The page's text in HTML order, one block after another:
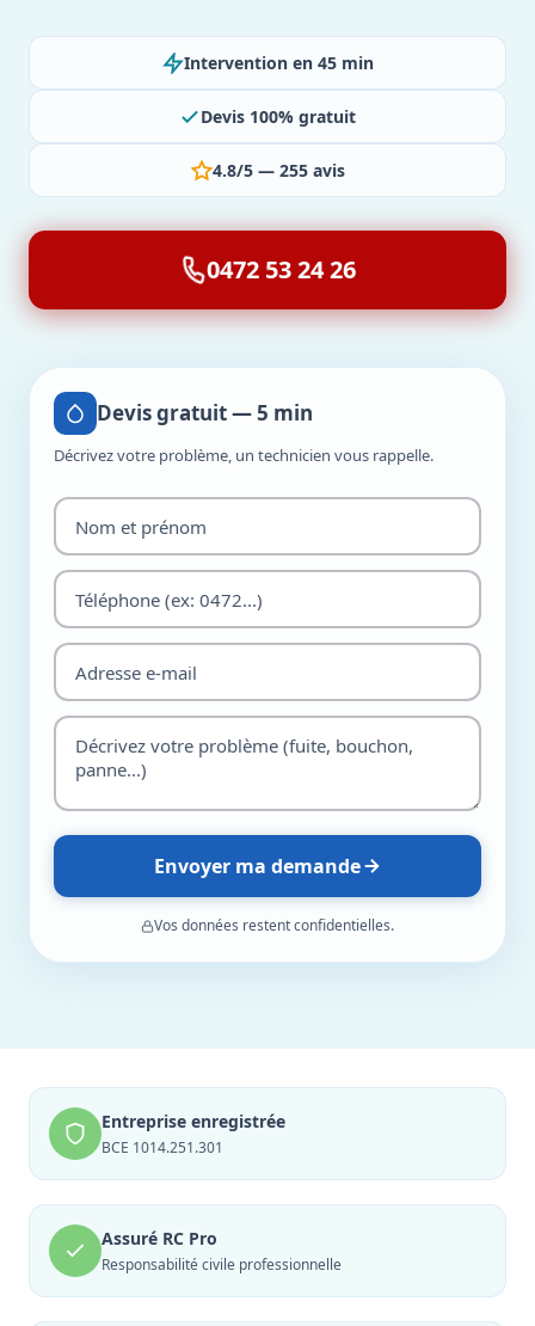
Intervention en 45 min
Devis 100% gratuit
4.8/5 — 255 avis
0472 53 24 26
Devis gratuit — 5 min
Décrivez votre problème, un technicien vous rappelle.
Envoyer ma demande
Vos données restent confidentielles.
Entreprise enregistrée
BCE 1014.251.301
Assuré RC Pro
Responsabilité civile professionnelle